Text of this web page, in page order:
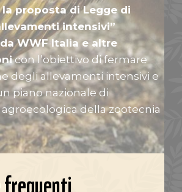
proposta di Legge di
intensivi”
WWF Italia e altre
con l’obiettivo di fermare
degli allevamenti intensivi e
piano nazionale di
della zootecnia
frequenti